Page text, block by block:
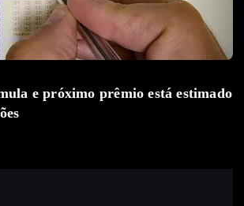
e próximo prêmio está estimado